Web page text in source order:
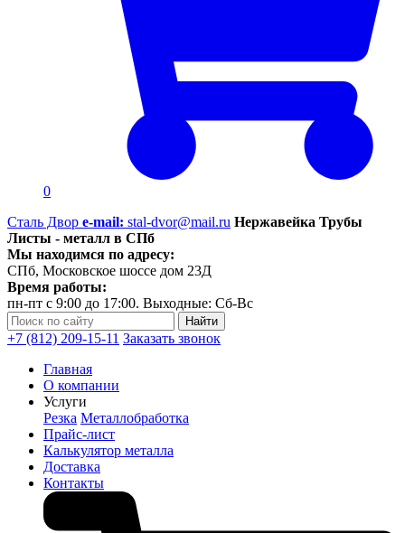
0
Сталь Двор e-mail: stal-dvor@mail.ru Нержавейка Трубы
Листы - металл в СПб
Мы находимся по адресу:
СПб, Московское шоссе дом 23Д
Время работы:
пн-пт с 9:00 до 17:00. Выходные: Сб-Вс
+7 (812) 209-15-11 Заказать звонок
Главная
О компании
Услуги
Резка Металлобработка
Прайс-лист
Калькулятор металла
Доставка
Контакты